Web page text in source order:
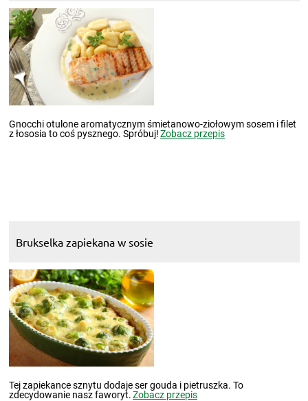
Gnocchi otulone aromatycznym śmietanowo-ziołowym sosem i filet
z łososia to coś pysznego. Spróbuj!Zobacz przepis
Brukselka zapiekana w sosie
Tej zapiekance sznytu dodaje ser gouda i pietruszka. To
zdecydowanie nasz faworyt.Zobacz przepis